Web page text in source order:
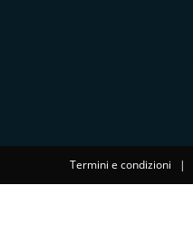
Termini e condizioni |